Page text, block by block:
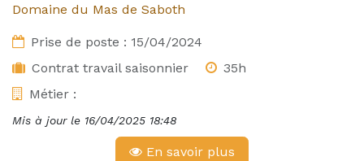
Domaine du Mas de Saboth
Prise de poste : 15/04/2024
Contrat travail saisonnier
35h
Métier :
Mis à jour le 16/04/2025 18:48
En savoir plus